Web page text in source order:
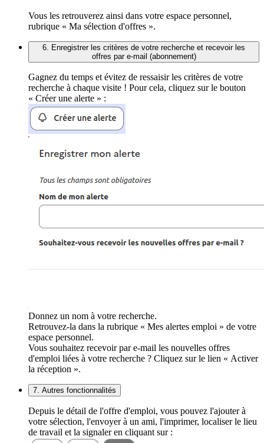
Vous les retrouverez ainsi dans votre espace personnel,
rubrique « Ma sélection d'offres ».
6. Enregistrer les critères de votre recherche et recevoir les
offres par e-mail (abonnement)
Gagnez du temps et évitez de ressaisir les critères de votre
recherche à chaque visite ! Pour cela, cliquez sur le bouton
« Créer une alerte » :
Donnez un nom à votre recherche.
Retrouvez-la dans la rubrique « Mes alertes emploi » de votre
espace personnel.
Vous souhaitez recevoir par e-mail les nouvelles offres
d'emploi liées à votre recherche ? Cliquez sur le lien « Activer
la réception ».
7. Autres fonctionnalités
Depuis le détail de l'offre d'emploi, vous pouvez l'ajouter à
votre sélection, l'envoyer à un ami, l'imprimer, localiser le lieu
de travail et la signaler en cliquant sur :